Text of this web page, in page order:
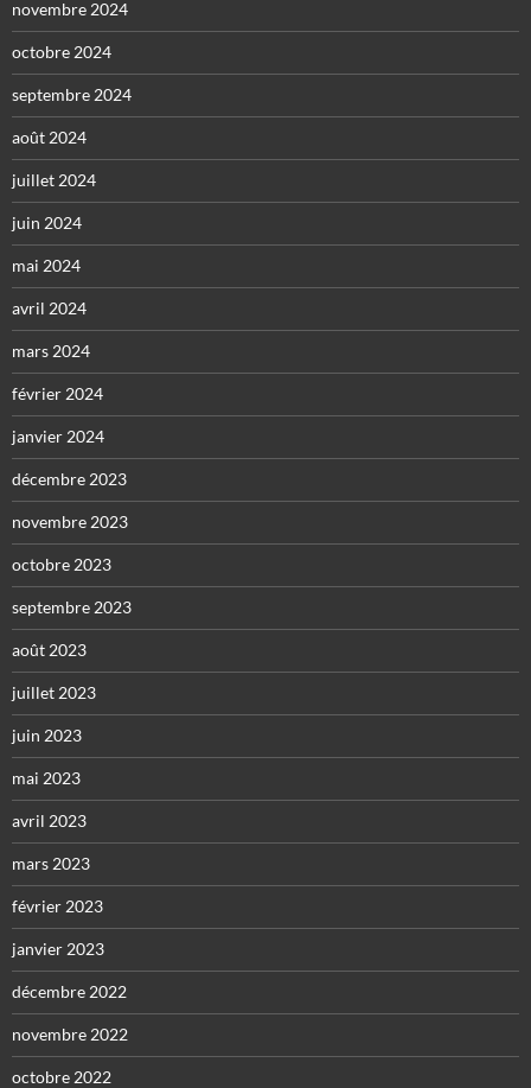
novembre 2024
octobre 2024
septembre 2024
août 2024
juillet 2024
juin 2024
mai 2024
avril 2024
mars 2024
février 2024
janvier 2024
décembre 2023
novembre 2023
octobre 2023
septembre 2023
août 2023
juillet 2023
juin 2023
mai 2023
avril 2023
mars 2023
février 2023
janvier 2023
décembre 2022
novembre 2022
octobre 2022